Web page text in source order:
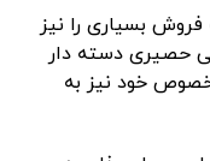
بسیاری را نیز
حصیری دسته دار
خود نیز به